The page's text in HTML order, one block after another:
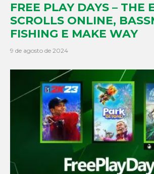
FREE PLAY DAYS – THE
SCROLLS ONLINE,
FISHING E MAKE WAY
9 de agosto de 2024